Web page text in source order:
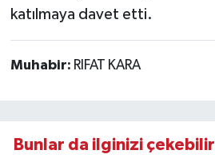
katılmaya davet etti.
Muhabir: RIFAT KARA
Bunlar da ilginizi çekebilir